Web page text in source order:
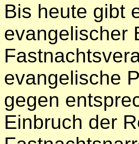
Bis heute gibt
evangelischer
evangelische
gegen
Einbruch der